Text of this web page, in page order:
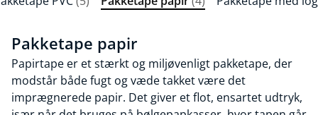
Pakketape papir
Papirtape er et stærkt og miljøvenligt pakketape, der
modstår både fugt og væde takket være det
imprægnerede papir. Det giver et flot, ensartet udtryk,